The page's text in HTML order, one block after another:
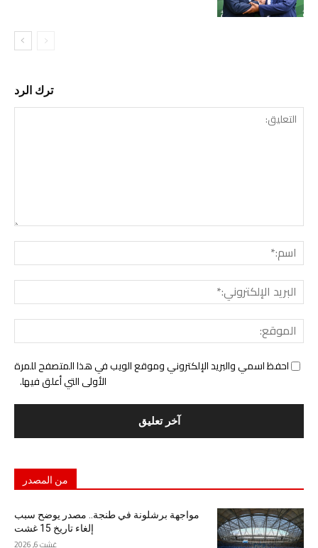
ترك الرد
احفظ اسمي والبريد الإلكتروني وموقع الويب في هذا المتصفح للمرة
الأولى التي أعلق فيها.
من المصدر
مواجهة برشلونة في طنجة.. مصدر يوضح سبب
إلغاء تاريخ 15 غشت
غشت 6, 2026